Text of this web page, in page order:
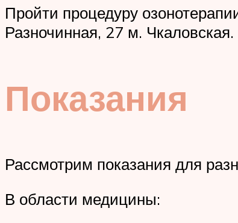
Пройти процедуру
Разночинная, 27 м. Чкаловская.
Показания
Рассмотрим показания для
В области медицины: